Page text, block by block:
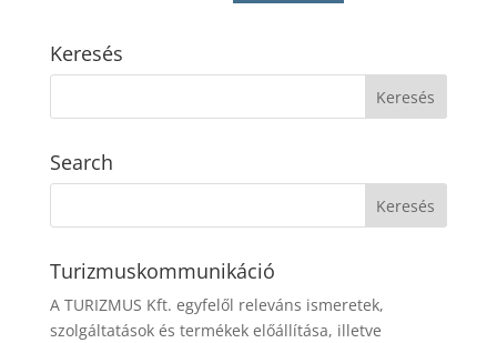
Keresés
Search
Turizmuskommunikáció
A TURIZMUS Kft. egyfelől releváns ismeretek,
szolgáltatások és termékek előállítása, illetve